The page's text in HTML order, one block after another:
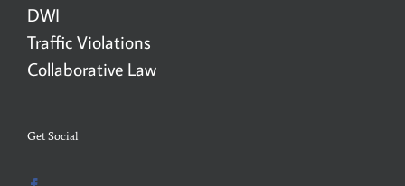
DWI
Traffic Violations
Collaborative Law
Get Social